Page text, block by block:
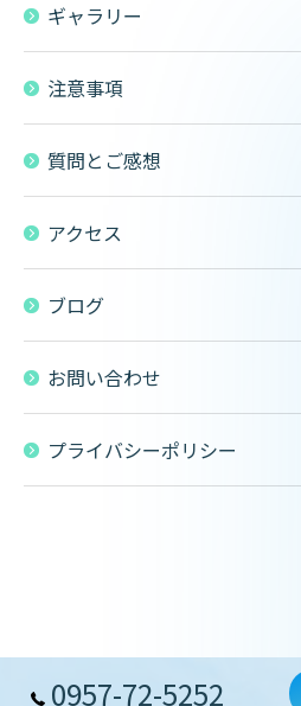
ギャラリー
注意事項
質問とご感想
アクセス
ブログ
お問い合わせ
プライバシーポリシー
0957-72-5252